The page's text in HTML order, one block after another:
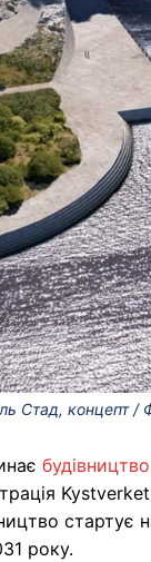
Стад, концепт /
будівництво
стартує
року.